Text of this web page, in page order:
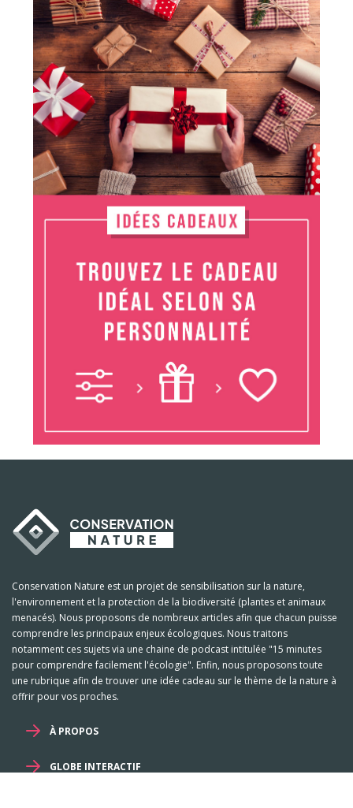
Conservation Nature est un projet de sensibilisation sur la nature,
l'environnement et la protection de la biodiversité (plantes et animaux
menacés). Nous proposons de nombreux articles afin que chacun puisse
comprendre les principaux enjeux écologiques. Nous traitons
notamment ces sujets via une chaine de podcast intitulée "15 minutes
pour comprendre facilement l'écologie". Enfin, nous proposons toute
une rubrique afin de trouver une idée cadeau sur le thème de la nature à
offrir pour vos proches.
À PROPOS
GLOBE INTERACTIF